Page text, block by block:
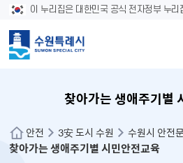
이 누리집은 대한민국 공식 전자정부 누리
찾아가는 생애주기별
안전 3安 도시 수원 수원시 안전
찾아가는 생애주기별 시민안전교육